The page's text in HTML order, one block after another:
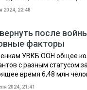
2024, 22:48
после
факторы
УВКБ ООН общее
с разным статусом
время 6,48 млн
2024, 21:41